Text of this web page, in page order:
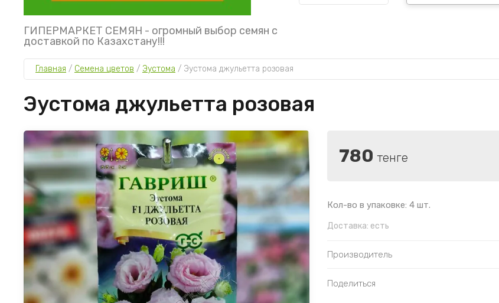
ГИПЕРМАРКЕТ СЕМЯН - огромный выбор семян с
доставкой по Казахстану!!!
Главная / Семена цветов / Эустома / Эустома джульетта розовая
Эустома джульетта розовая
780 тенге
Кол-во в упаковке: 4 шт.
Доставка: есть
Производитель
Поделиться